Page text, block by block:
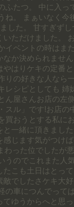
ふたつ。 中に入っ
ね。 まぁいなく今
した。 甘すぎず
ただけました。
イベントの時はま
か決められませ
やはりケキの定番
りの好きな人なら
レシピとしても 姉
ん屋さんお店の左
スル」です!お店の
買おうとする私に
と一緒に頂きまし
感じます気がつけ
わった位でしたが
うのでこれまた人
こも土日はとっ
でしたさケキ大
の車につんでって
ゆうからへと思